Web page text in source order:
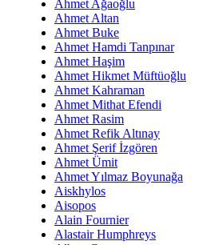
Ahmet Ağaoğlu
Ahmet Altan
Ahmet Buke
Ahmet Hamdi Tanpınar
Ahmet Haşim
Ahmet Hikmet Müftüoğlu
Ahmet Kahraman
Ahmet Mithat Efendi
Ahmet Rasim
Ahmet Refik Altınay
Ahmet Şerif İzgören
Ahmet Ümit
Ahmet Yılmaz Boyunağa
Aiskhylos
Aisopos
Alain Fournier
Alastair Humphreys